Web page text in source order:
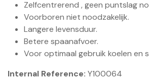
Zelfcentrerend , geen puntslag
Voorboren niet noodzakelijk.
Langere levensduur.
Betere spaanafvoer.
Voor optimaal gebruik koelen en
Internal Reference: Y100064